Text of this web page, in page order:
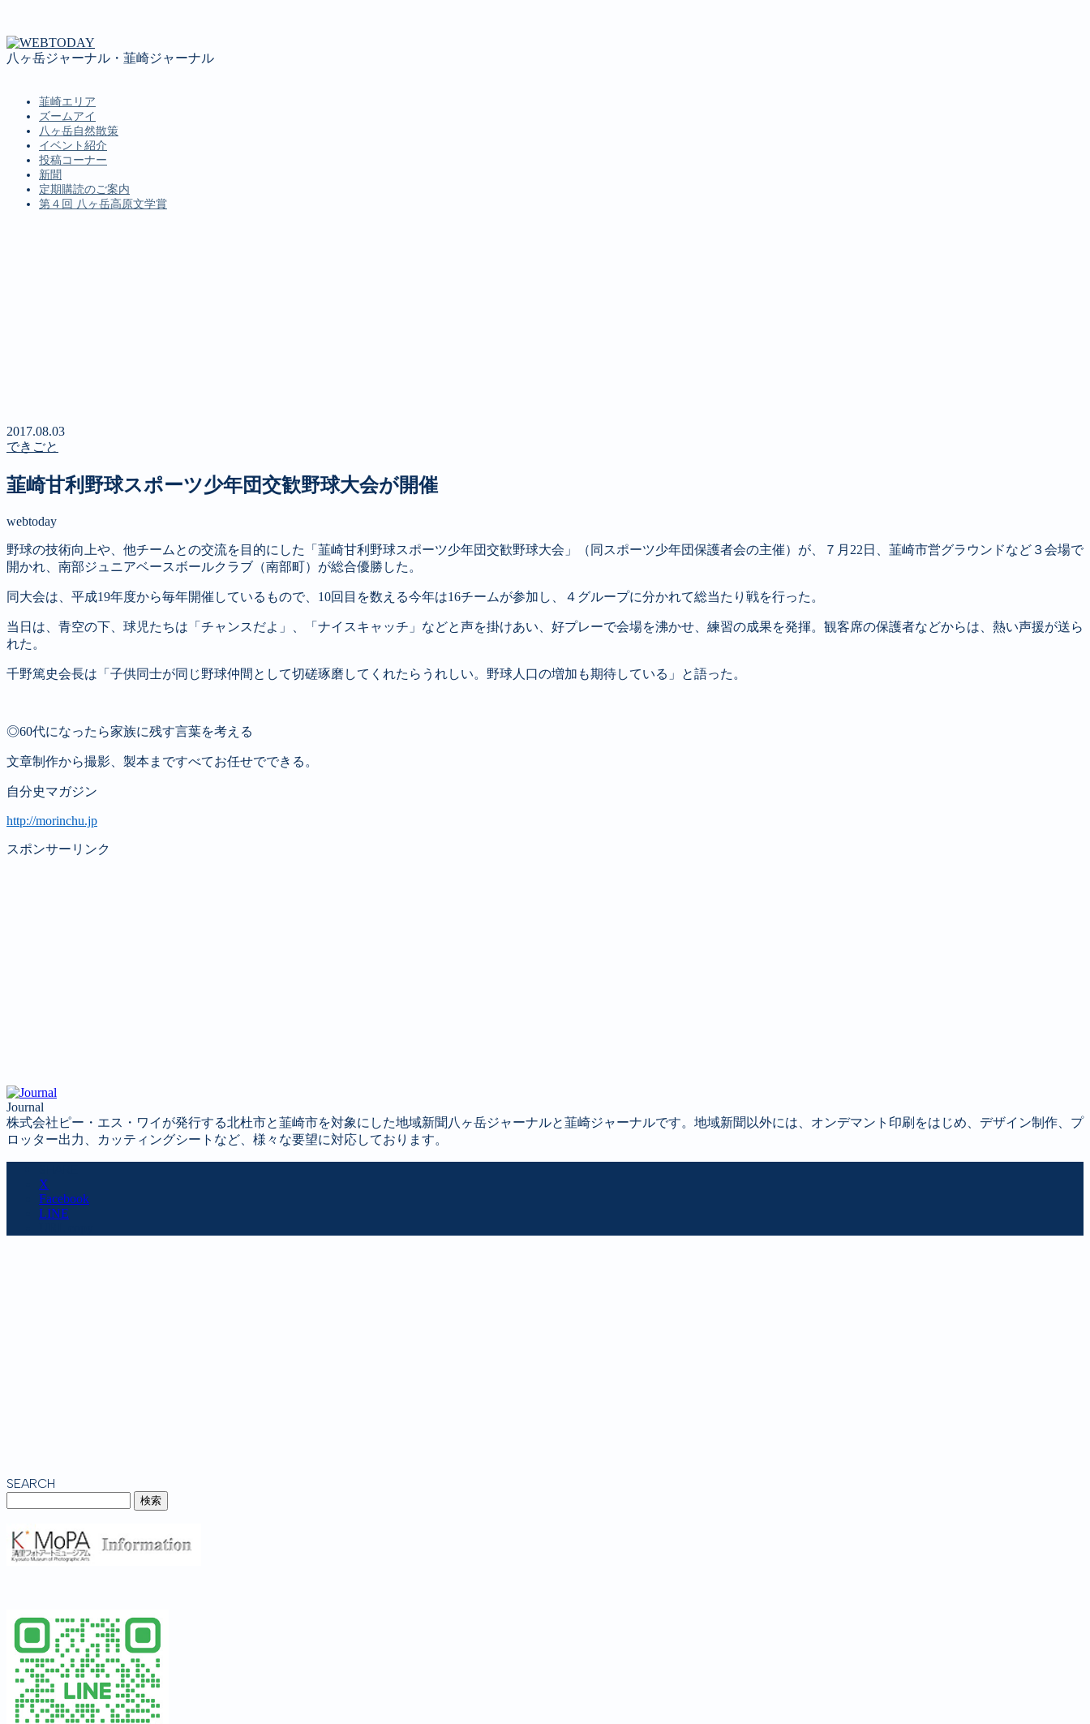
八ヶ岳ジャーナル・韮崎ジャーナル
韮崎エリア
ズームアイ
八ヶ岳自然散策
イベント紹介
投稿コーナー
新聞
定期購読のご案内
第４回 八ヶ岳高原文学賞
2017.08.03
できごと
韮崎甘利野球スポーツ少年団交歓野球大会が開催
webtoday
野球の技術向上や、他チームとの交流を目的にした「韮崎甘利野球スポーツ少年団交歓野球大会」（同スポーツ少年団保護者会の主催）が、７月22日、韮崎市営グラウンドなど３会場で
開かれ、南部ジュニアベースボールクラブ（南部町）が総合優勝した。
同大会は、平成19年度から毎年開催しているもので、10回目を数える今年は16チームが参加し、４グループに分かれて総当たり戦を行った。
当日は、青空の下、球児たちは「チャンスだよ」、「ナイスキャッチ」などと声を掛けあい、好プレーで会場を沸かせ、練習の成果を発揮。観客席の保護者などからは、熱い声援が送ら
れた。
千野篤史会長は「子供同士が同じ野球仲間として切磋琢磨してくれたらうれしい。野球人口の増加も期待している」と語った。
◎60代になったら家族に残す言葉を考える
文章制作から撮影、製本まですべてお任せでできる。
自分史マガジン
http://morinchu.jp
スポンサーリンク
Journal
株式会社ピー・エス・ワイが発行する北杜市と韮崎市を対象にした地域新聞八ヶ岳ジャーナルと韮崎ジャーナルです。地域新聞以外には、オンデマント印刷をはじめ、デザイン制作、プ
ロッター出力、カッティングシートなど、様々な要望に対応しております。
X
Facebook
LINE
SEARCH